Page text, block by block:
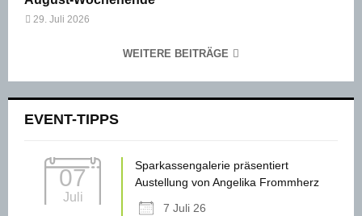
29. Juli 2026
WEITERE BEITRÄGE
EVENT-TIPPS
07
Juli
Sparkassengalerie präsentiert
Austellung von Angelika Frommherz
7 Juli 26